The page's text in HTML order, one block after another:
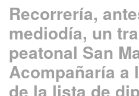
Recorrería,
mediodía, un
peatonal San
Acompañaría a
de la lista de